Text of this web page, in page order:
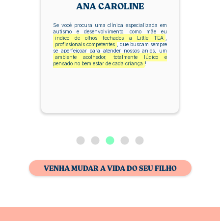
ANA CAROLINE
Se você procura uma clínica especializada em
autismo e desenvolvimento, como mãe eu
indico de olhos fechados a Little TEA ,
profissionais competentes , que buscam sempre
se aperfeiçoar para atender nossos anjos, um
ambiente acolhedor, totalmente lúdico e
pensado no bem estar de cada criança !
VENHA MUDAR A VIDA DO SEU FILHO